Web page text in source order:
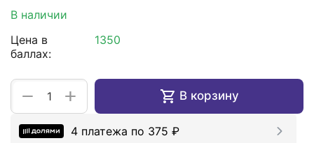
В наличии
Цена в
баллах:
1350
+
− В корзину
4 платежа по 375 ₽